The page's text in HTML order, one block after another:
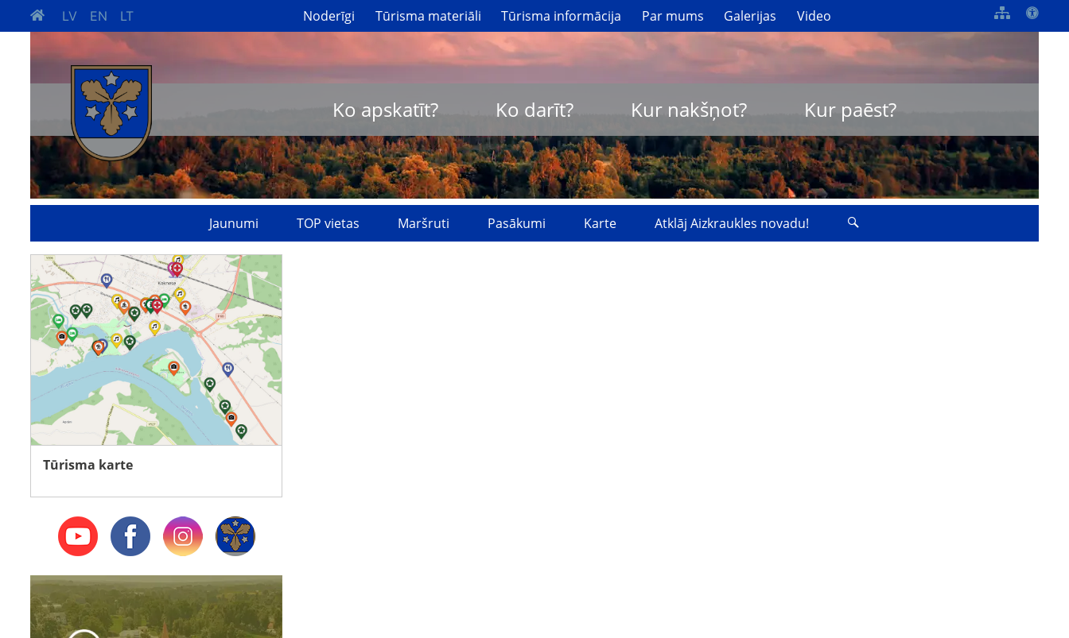
LV EN LT Noderīgi Tūrisma materiāli Tūrisma informācija Par mums Galerijas Video
Ko apskatīt? Ko darīt? Kur nakšņot? Kur paēst?
Jaunumi TOP vietas Maršruti Pasākumi Karte Atklāj Aizkraukles novadu!
Tūrisma karte